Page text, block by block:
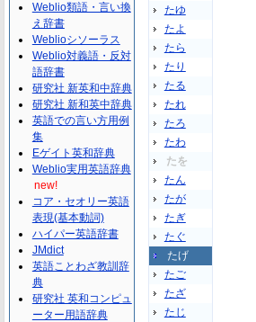
たゆ
たよ
たら
たり
たる
たれ
たろ
たわ
たを
たん
たが
たぎ
たぐ
たげ
たご
たざ
たじ
Weblio類語・言い換
え辞書
Weblioシソーラス
Weblio対義語・反対
語辞書
研究社 新英和中辞典
研究社 新和英中辞典
英語での言い方用例
集
Eゲイト英和辞典
Weblio実用英語辞典
new!
コア・セオリー英語
表現(基本動詞)
ハイパー英語辞書
JMdict
英語ことわざ教訓辞
典
研究社 英和コンピュ
ーター用語辞典